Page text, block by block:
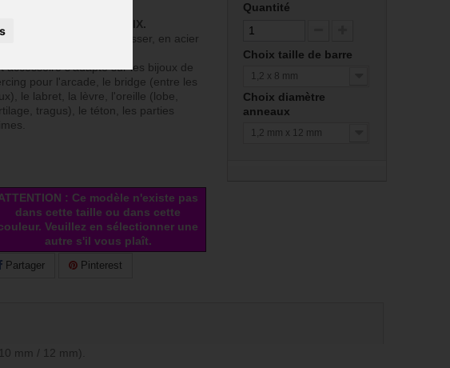
DE BARRE AU CHOIX.
pas de vis 1,2 mm à visser, en acier
accessoire s'adapte sur les bijoux de
pour l'arcade, le bridge (entre les
le labret, la lèvre, l'oreille (lobe,
tragus), le téton, les parties
: Ce modèle n'existe pas
dans cette taille ou dans cette
Veuillez en sélectionner une
autre s'il vous plaît.
Partager Pinterest
Quantité
Choix taille de barre
1,2 x 8 mm
Choix diamètre
anneaux
1,2 mm x 12 mm
mm / 12 mm).